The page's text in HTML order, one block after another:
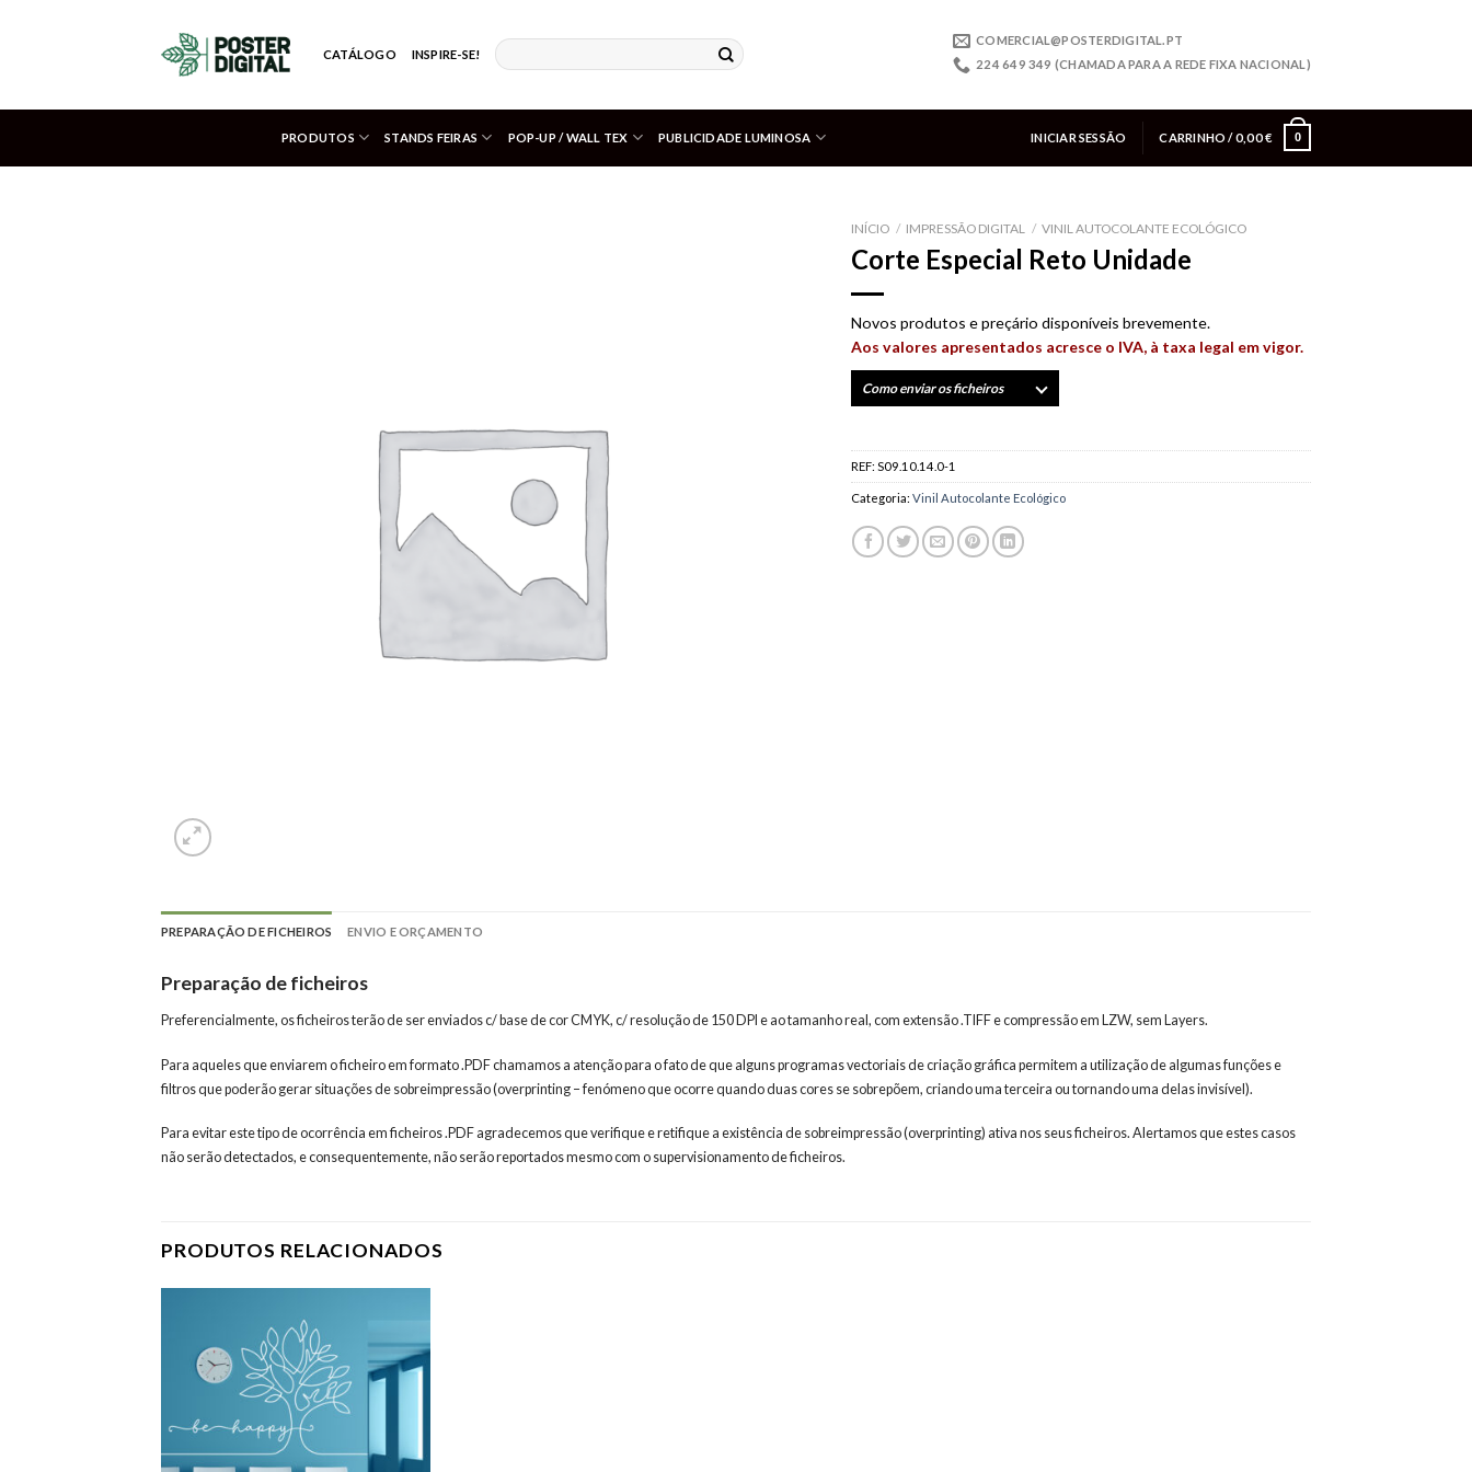
CATÁLOGO INSPIRE-SE!
COMERCIAL@POSTERDIGITAL.PT
224 649 349 (CHAMADA PARA A REDE FIXA NACIONAL)
PRODUTOS STANDS FEIRAS POP-UP / WALL TEX PUBLICIDADE LUMINOSA INICIAR SESSÃO CARRINHO /0,00€ 0
INÍCIO / IMPRESSÃO DIGITAL / VINIL AUTOCOLANTE ECOLÓGICO
Corte Especial Reto Unidade
Novos produtos e preçário disponíveis brevemente.
Aos valores apresentados acresce o IVA, à taxa legal em vigor.
Como enviar os ficheiros
REF: S09.10.14.0-1
Categoria: Vinil Autocolante Ecológico
PREPARAÇÃO DE FICHEIROS ENVIO E ORÇAMENTO
Preparação de ficheiros
Preferencialmente, os ficheiros terão de ser enviados c/ base de cor CMYK, c/ resolução de 150 DPI e ao tamanho real, com extensão .TIFF e compressão em LZW, sem Layers.
Para aqueles que enviarem o ficheiro em formato .PDF chamamos a atenção para o fato de que alguns programas vectoriais de criação gráfica permitem a utilização de algumas funções e
filtros que poderão gerar situações de sobreimpressão (overprinting – fenómeno que ocorre quando duas cores se sobrepõem, criando uma terceira ou tornando uma delas invisível).
Para evitar este tipo de ocorrência em ficheiros .PDF agradecemos que verifique e retifique a existência de sobreimpressão (overprinting) ativa nos seus ficheiros. Alertamos que estes casos
não serão detectados, e consequentemente, não serão reportados mesmo com o supervisionamento de ficheiros.
PRODUTOS RELACIONADOS
Adicionar
aos meus
desejos